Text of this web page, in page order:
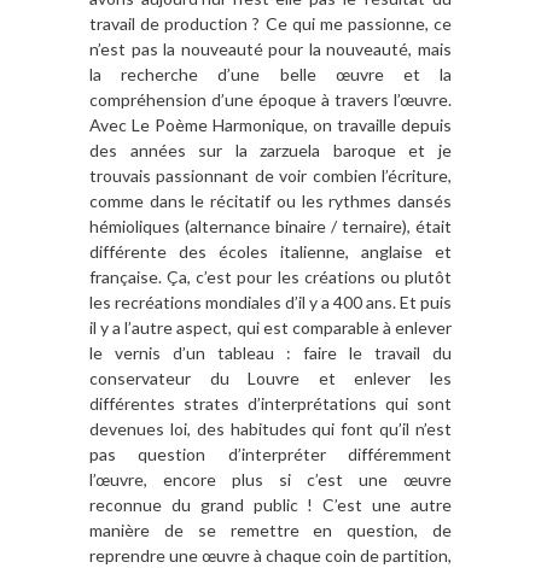
travail de production ? Ce qui me passionne, ce
n’est pas la nouveauté pour la nouveauté, mais
la recherche d’une belle œuvre et la
compréhension d’une époque à travers l’œuvre.
Avec Le Poème Harmonique, on travaille depuis
des années sur la zarzuela baroque et je
trouvais passionnant de voir combien l’écriture,
comme dans le récitatif ou les rythmes dansés
hémioliques (alternance binaire / ternaire), était
différente des écoles italienne, anglaise et
française. Ça, c’est pour les créations ou plutôt
les recréations mondiales d’il y a 400 ans. Et puis
il y a l’autre aspect, qui est comparable à enlever
le vernis d’un tableau : faire le travail du
conservateur du Louvre et enlever les
différentes strates d’interprétations qui sont
devenues loi, des habitudes qui font qu’il n’est
pas question d’interpréter différemment
l’œuvre, encore plus si c’est une œuvre
reconnue du grand public ! C’est une autre
manière de se remettre en question, de
reprendre une œuvre à chaque coin de partition,